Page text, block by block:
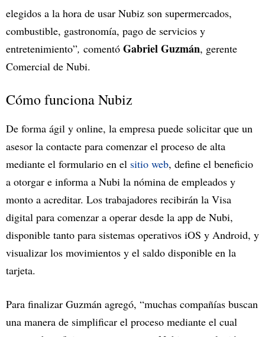
elegidos a la hora de usar Nubiz son supermercados,
combustible, gastronomía, pago de servicios y
entretenimiento”, comentó Gabriel Guzmán, gerente
Comercial de Nubi.
Cómo funciona Nubiz
De forma ágil y online, la empresa puede solicitar que un
asesor la contacte para comenzar el proceso de alta
mediante el formulario en el sitio web, define el beneficio
a otorgar e informa a Nubi la nómina de empleados y
monto a acreditar. Los trabajadores recibirán la Visa
digital para comenzar a operar desde la app de Nubi,
disponible tanto para sistemas operativos iOS y Android, y
visualizar los movimientos y el saldo disponible en la
tarjeta.
Para finalizar Guzmán agregó, “muchas compañías buscan
una manera de simplificar el proceso mediante el cual